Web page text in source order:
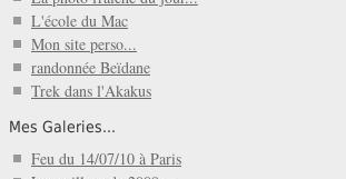
L'école du Mac
Mon site perso...
randonnée Beïdane
Trek dans l'Akakus
Mes Galeries...
Feu du 14/07/10 à Paris